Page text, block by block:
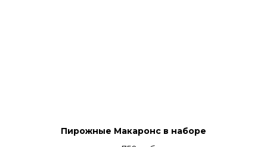
Пирожные Макаронс в наборе